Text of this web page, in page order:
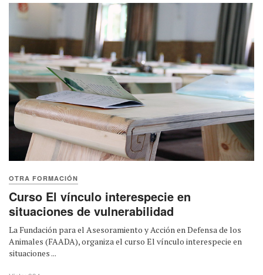
OTRA FORMACIÓN
Curso El vínculo interespecie en
situaciones de vulnerabilidad
La Fundación para el Asesoramiento y Acción en Defensa de los
Animales (FAADA), organiza el curso El vínculo interespecie en
situaciones ...